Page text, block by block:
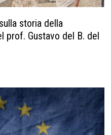
storia della
prof. Gustavo del B. del